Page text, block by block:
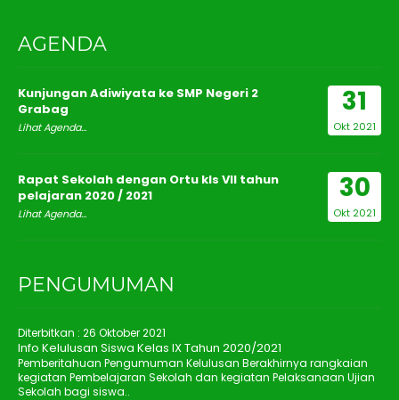
AGENDA
31
Okt 2021
Kunjungan Adiwiyata ke SMP Negeri 2
Grabag
Lihat Agenda...
30
Okt 2021
Rapat Sekolah dengan Ortu kls VII tahun
pelajaran 2020 / 2021
Lihat Agenda...
PENGUMUMAN
Diterbitkan : 26 Oktober 2021
Info Kelulusan Siswa Kelas IX Tahun 2020/2021
Pemberitahuan Pengumuman Kelulusan Berakhirnya rangkaian
kegiatan Pembelajaran Sekolah dan kegiatan Pelaksanaan Ujian
Sekolah bagi siswa..